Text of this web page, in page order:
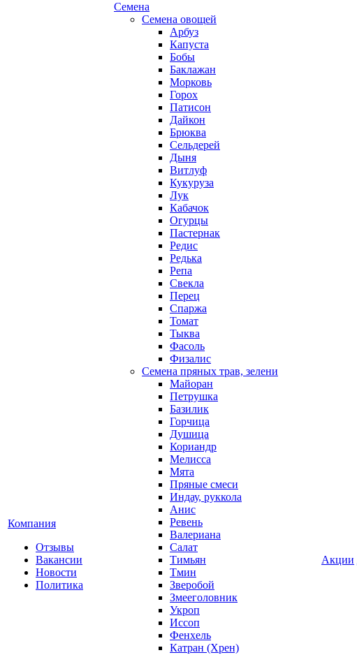
Компания
Отзывы
Вакансии
Новости
Политика
Семена
Семена овощей
Арбуз
Капуста
Бобы
Баклажан
Морковь
Горох
Патисон
Дайкон
Брюква
Сельдерей
Дыня
Витлуф
Кукуруза
Лук
Кабачок
Огурцы
Пастернак
Редис
Редька
Репа
Свекла
Перец
Спаржа
Томат
Тыква
Фасоль
Физалис
Семена пряных трав, зелени
Майоран
Петрушка
Базилик
Горчица
Душица
Кориандр
Мелисса
Мята
Пряные смеси
Индау, руккола
Анис
Ревень
Валериана
Салат
Тимьян
Тмин
Зверобой
Змееголовник
Укроп
Иссоп
Фенхель
Катран (Хрен)
Акции